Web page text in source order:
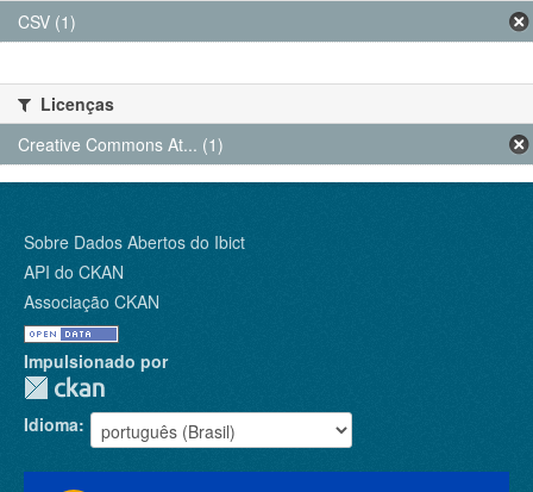
CSV (1)
Licenças
Creative Commons At... (1)
Sobre Dados Abertos do Ibict
API do CKAN
Associação CKAN
Impulsionado por
Idioma